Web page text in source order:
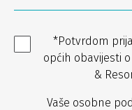
*Potvrdom
općih obavijesti
&
Vaše osobne